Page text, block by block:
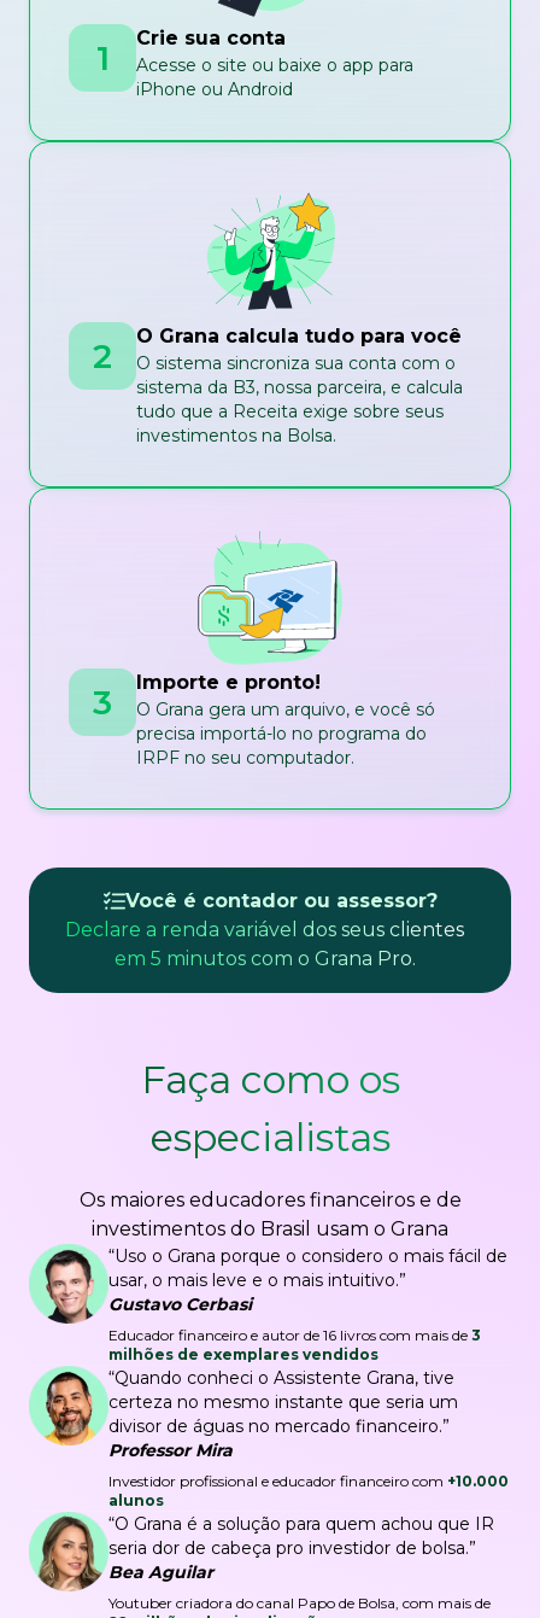
1 Crie sua conta
Acesse o site ou baixe o app para
iPhone ou Android
2 O Grana calcula tudo para você
O sistema sincroniza sua conta com o
sistema da B3, nossa parceira, e calcula
tudo que a Receita exige sobre seus
investimentos na Bolsa.
3 Importe e pronto!
O Grana gera um arquivo, e você só
precisa importá-lo no programa do
IRPF no seu computador.
Você é contador ou assessor?
Declare a renda variável dos seus clientes
em 5 minutos com o Grana Pro.
Faça como os
especialistas
Os maiores educadores financeiros e de
investimentos do Brasil usam o Grana
“Uso o Grana porque o considero o mais fácil de
usar, o mais leve e o mais intuitivo.”
Gustavo Cerbasi
Educador financeiro e autor de 16 livros com mais de 3
milhões de exemplares vendidos
“Quando conheci o Assistente Grana, tive
certeza no mesmo instante que seria um
divisor de águas no mercado financeiro.”
Professor Mira
Investidor profissional e educador financeiro com +10.000
alunos
“O Grana é a solução para quem achou que IR
seria dor de cabeça pro investidor de bolsa.”
Bea Aguilar
Youtuber criadora do canal Papo de Bolsa, com mais de